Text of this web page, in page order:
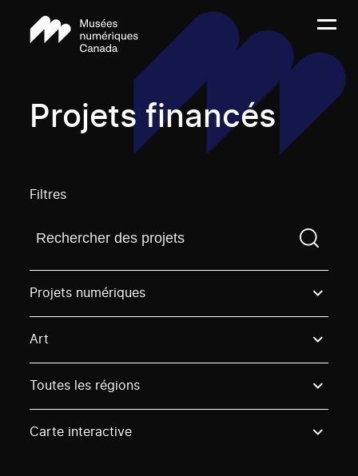
Projets financés
Filtres
Trouvez un projetVous devez saisir un terme de
Projets numériques
Art
Toutes les régions
Carte interactive